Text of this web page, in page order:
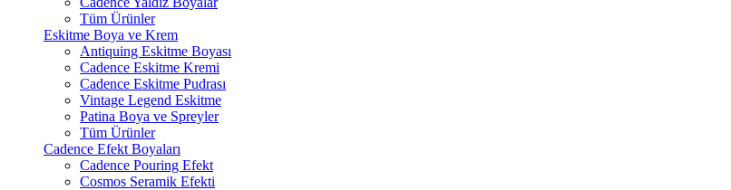
Tüm Ürünler
Eskitme Boya ve Krem
Antiquing Eskitme Boyası
Cadence Eskitme Kremi
Cadence Eskitme Pudrası
Vintage Legend Eskitme
Patina Boya ve Spreyler
Tüm Ürünler
Cadence Efekt Boyaları
Cadence Pouring Efekt
Cosmos Seramik Efekti